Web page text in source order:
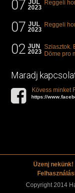
07 JUL
2023
Reggeli
07 JUL
2023
Reggeli
02 JUN
2023
Sziasztok.
Döme pro
Maradj
Kövess minket
https://
Üzenj nekünk!
Copyright 2014